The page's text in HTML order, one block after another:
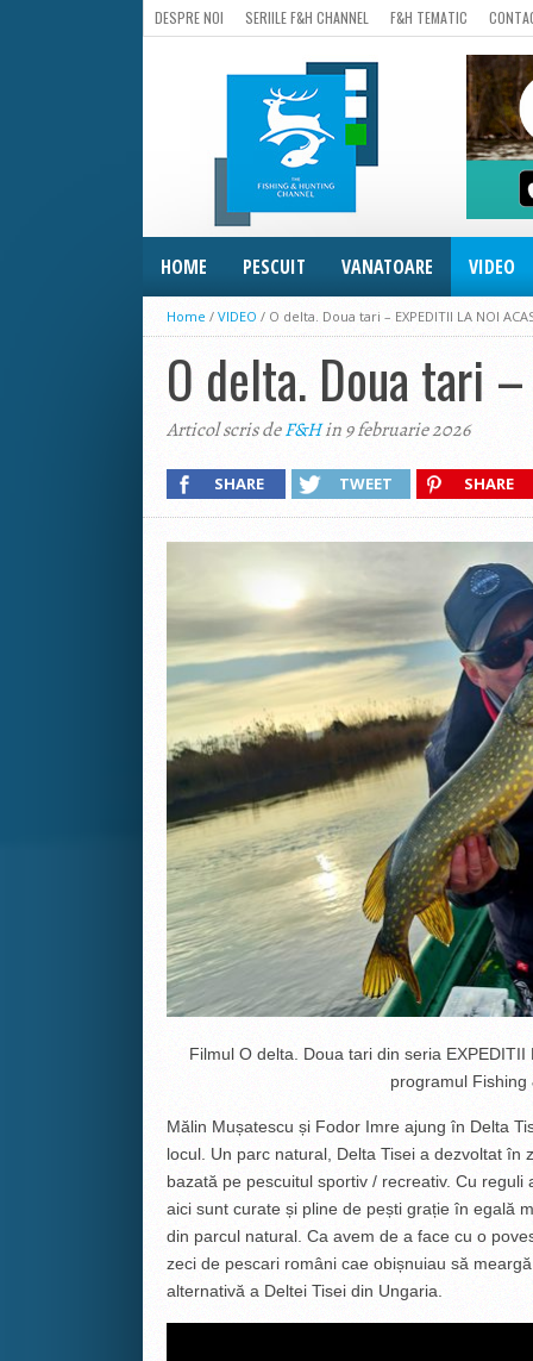
DESPRE NOI SERIILE F&H CHANNEL F&H TEMATIC
HOME PESCUIT VANATOARE VIDEO
Home / VIDEO / O delta. Doua tari – EXPEDITII LA NOI
O delta. Doua tari –
Articol scris deF&Hin 9 februarie 2026
SHARE TWEET SHARE
Filmul O delta. Doua tari din seria
programul
Mălin Mușatescu și Fodor Imre ajung în Delta
locul. Un parc natural, Delta Tisei a dezvoltat
bazată pe pescuitul sportiv / recreativ. Cu
aici sunt curate și pline de pești grație în egală
din parcul natural. Ca avem de a face cu o
zeci de pescari români cae obișnuiau să
alternativă a Deltei Tisei din Ungaria.